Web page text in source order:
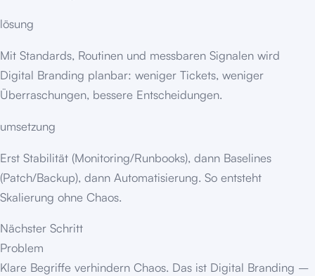
lösung
Mit Standards, Routinen und messbaren Signalen wird
Digital Branding planbar: weniger Tickets, weniger
Überraschungen, bessere Entscheidungen.
umsetzung
Erst Stabilität (Monitoring/Runbooks), dann Baselines
(Patch/Backup), dann Automatisierung. So entsteht
Skalierung ohne Chaos.
Nächster Schritt
Problem
Klare Begriffe verhindern Chaos. Das ist Digital Branding –